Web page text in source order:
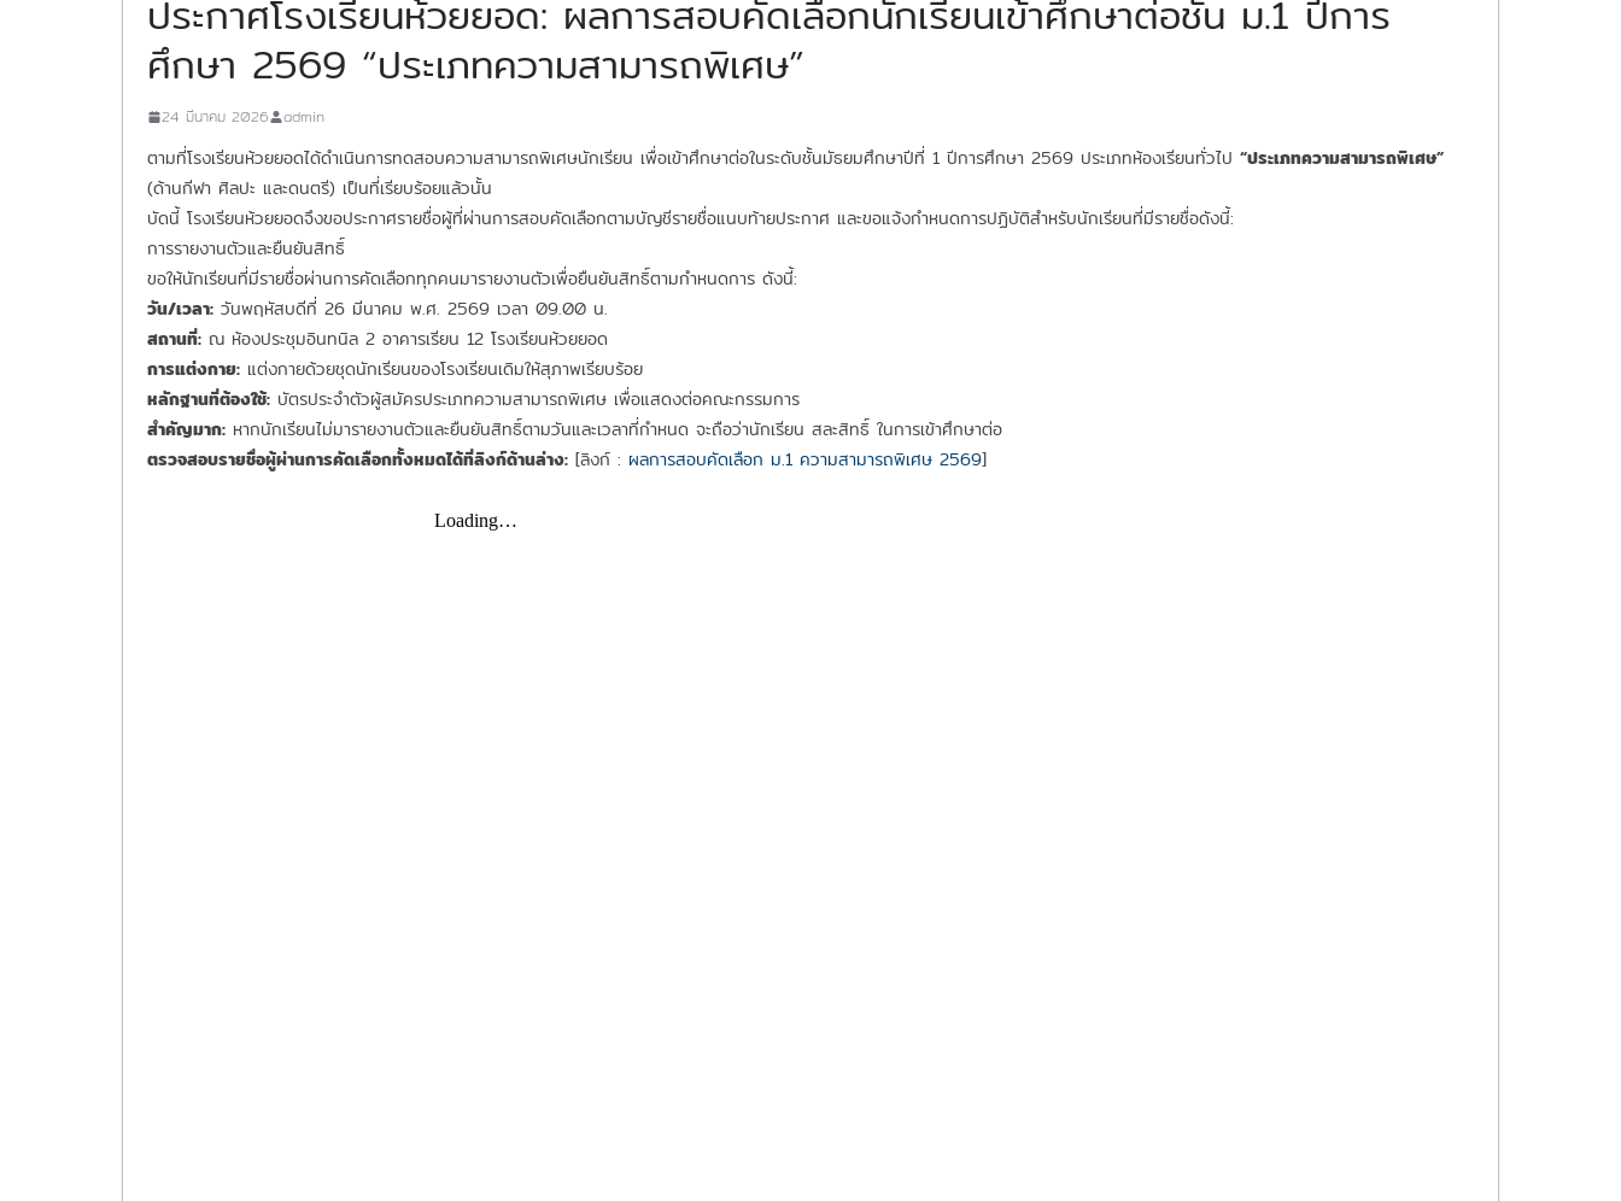
ประกาศโรงเรียนห้วยยอด: ผลการสอบคัดเลือกนักเรียนเข้าศึกษาต่อชั้น ม.1 ปีการ
ศึกษา 2569 “ประเภทความสามารถพิเศษ”
24 มีนาคม 2026 admin
ตามที่โรงเรียนห้วยยอดได้ดำเนินการทดสอบความสามารถพิเศษนักเรียน เพื่อเข้าศึกษาต่อในระดับชั้นมัธยมศึกษาปีที่ 1 ปีการศึกษา 2569 ประเภทห้องเรียนทั่วไป “ประเภทความสามารถพิเศษ”
(ด้านกีฬา ศิลปะ และดนตรี) เป็นที่เรียบร้อยแล้วนั้น
บัดนี้ โรงเรียนห้วยยอดจึงขอประกาศรายชื่อผู้ที่ผ่านการสอบคัดเลือกตามบัญชีรายชื่อแนบท้ายประกาศ และขอแจ้งกำหนดการปฏิบัติสำหรับนักเรียนที่มีรายชื่อดังนี้:
การรายงานตัวและยืนยันสิทธิ์
ขอให้นักเรียนที่มีรายชื่อผ่านการคัดเลือกทุกคนมารายงานตัวเพื่อยืนยันสิทธิ์ตามกำหนดการ ดังนี้:
วัน/เวลา: วันพฤหัสบดีที่ 26 มีนาคม พ.ศ. 2569 เวลา 09.00 น.
สถานที่: ณ ห้องประชุมอินทนิล 2 อาคารเรียน 12 โรงเรียนห้วยยอด
การแต่งกาย: แต่งกายด้วยชุดนักเรียนของโรงเรียนเดิมให้สุภาพเรียบร้อย
หลักฐานที่ต้องใช้: บัตรประจำตัวผู้สมัครประเภทความสามารถพิเศษ เพื่อแสดงต่อคณะกรรมการ
สำคัญมาก: หากนักเรียนไม่มารายงานตัวและยืนยันสิทธิ์ตามวันและเวลาที่กำหนด จะถือว่านักเรียน สละสิทธิ์ ในการเข้าศึกษาต่อ
ตรวจสอบรายชื่อผู้ผ่านการคัดเลือกทั้งหมดได้ที่ลิงก์ด้านล่าง: [ลิงก์ : ผลการสอบคัดเลือก ม.1 ความสามารถพิเศษ 2569]